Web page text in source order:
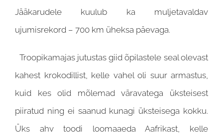
Jääkarudele kuulub ka muljetavaldav
ujumisrekord – 700 km üheksa päevaga.
Troopikamajas jutustas giid õpilastele seal olevast
kahest krokodillist, kelle vahel oli suur armastus,
kuid kes olid mõlemad väravatega üksteisest
piiratud ning ei saanud kunagi üksteisega kokku.
Üks ahv toodi loomaaeda Aafrikast, kelle